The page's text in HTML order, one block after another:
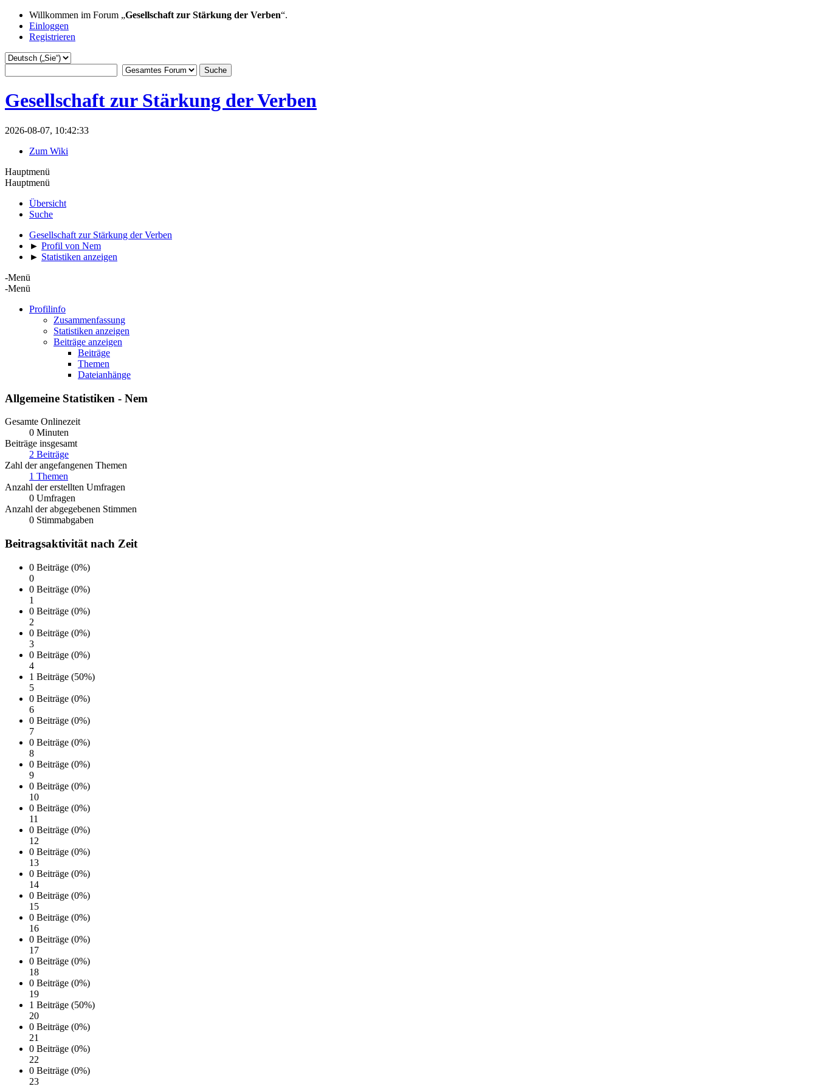
Willkommen im Forum „Gesellschaft zur Stärkung der Verben“.
Einloggen
Registrieren
Gesellschaft zur Stärkung der Verben
2026-08-07, 10:42:33
Zum Wiki
Hauptmenü
Hauptmenü
Übersicht
Suche
Gesellschaft zur Stärkung der Verben
► Profil von Nem
► Statistiken anzeigen
-Menü
-Menü
Profilinfo
Zusammenfassung
Statistiken anzeigen
Beiträge anzeigen
Beiträge
Themen
Dateianhänge
Allgemeine Statistiken - Nem
Gesamte Onlinezeit
0 Minuten
Beiträge insgesamt
2 Beiträge
Zahl der angefangenen Themen
1 Themen
Anzahl der erstellten Umfragen
0 Umfragen
Anzahl der abgegebenen Stimmen
0 Stimmabgaben
Beitragsaktivität nach Zeit
0 Beiträge (0%)
0
0 Beiträge (0%)
1
0 Beiträge (0%)
2
0 Beiträge (0%)
3
0 Beiträge (0%)
4
1 Beiträge (50%)
5
0 Beiträge (0%)
6
0 Beiträge (0%)
7
0 Beiträge (0%)
8
0 Beiträge (0%)
9
0 Beiträge (0%)
10
0 Beiträge (0%)
11
0 Beiträge (0%)
12
0 Beiträge (0%)
13
0 Beiträge (0%)
14
0 Beiträge (0%)
15
0 Beiträge (0%)
16
0 Beiträge (0%)
17
0 Beiträge (0%)
18
0 Beiträge (0%)
19
1 Beiträge (50%)
20
0 Beiträge (0%)
21
0 Beiträge (0%)
22
0 Beiträge (0%)
23